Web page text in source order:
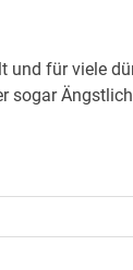
und für viele
sogar